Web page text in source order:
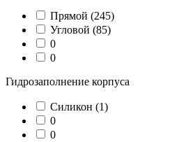
Прямой (245)
Угловой (85)
0
0
Гидрозаполнение корпуса
Силикон (1)
0
0